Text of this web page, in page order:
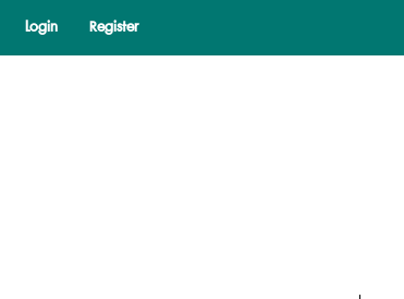
Login Register